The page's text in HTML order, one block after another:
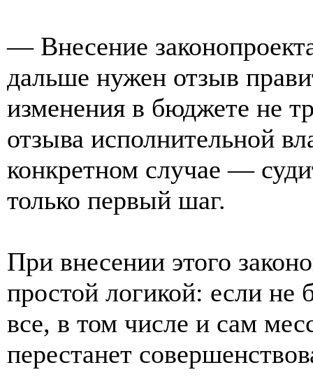
— Внесение
дальше нужен отзыв
изменения в бюджете не
отзыва исполнительной
конкретном случае —
только первый шаг.
При внесении этого
простой логикой: если не
все, в том числе и сам
перестанет